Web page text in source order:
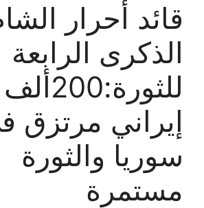
قائد أحرار
الذكرى الرابعة
إيراني مرتزق
سوريا والثورة
مستمرة